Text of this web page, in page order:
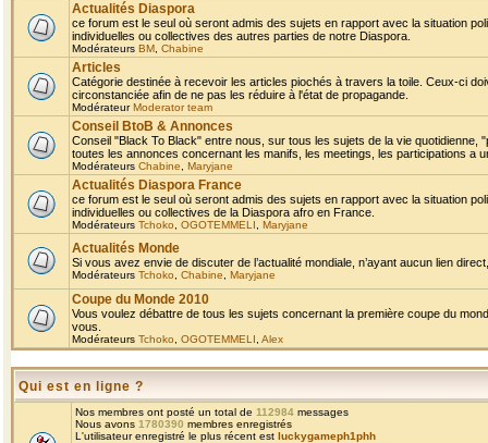
Actualités Diaspora
ce forum est le seul où seront admis des sujets en rapport avec la situation
individuelles ou collectives des autres parties de notre Diaspora.
Modérateurs BM Chabine
Articles
Catégorie destinée à recevoir les articles piochés à travers la toile. Ceux-ci
circonstanciée afin de ne pas les réduire à l'état de propagande.
ModérateurModerator team
Conseil BtoB & Annonces
Conseil "Black To Black" entre nous, sur tous les sujets de la vie
toutes les annonces concernant les manifs, les meetings, les participations a
Modérateurs Chabine Maryjane
Actualités Diaspora France
ce forum est le seul où seront admis des sujets en rapport avec la situation
individuelles ou collectives de la Diaspora afro en France.
Modérateurs Tchoko OGOTEMMELI Maryjane
Actualités Monde
Si vous avez envie de discuter de l’actualité mondiale, n’ayant aucun lien
Modérateurs Tchoko Chabine Maryjane
Coupe du Monde 2010
Vous voulez débattre de tous les sujets concernant la première coupe du
vous.
Modérateurs Tchoko OGOTEMMELI Alex
Qui est en ligne ?
Nos membres ont posté un total de 112984 messages
Nous avons 1780390 membres enregistrés
L'utilisateur enregistré le plus récent est luckygameph1phh